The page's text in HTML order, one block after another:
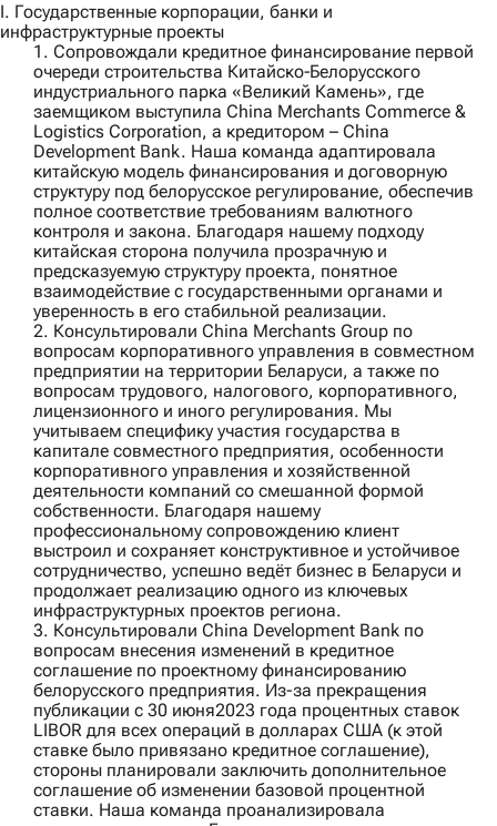
I. Государственные корпорации, банки и
инфраструктурные проекты
1. Сопровождали кредитное финансирование первой
очереди строительства Китайско‑Белорусского
индустриального парка «Великий Камень», где
заемщиком выступила China Merchants Commerce &
Logistics Corporation, а кредитором – China
Development Bank. Наша команда адаптировала
китайскую модель финансирования и договорную
структуру под белорусское регулирование, обеспечив
полное соответствие требованиям валютного
контроля и закона. Благодаря нашему подходу
китайская сторона получила прозрачную и
предсказуемую структуру проекта, понятное
взаимодействие с государственными органами и
уверенность в его стабильной реализации.
2. Консультировали China Merchants Group по
вопросам корпоративного управления в совместном
предприятии на территории Беларуси, а также по
вопросам трудового, налогового, корпоративного,
лицензионного и иного регулирования. Мы
учитываем специфику участия государства в
капитале совместного предприятия, особенности
корпоративного управления и хозяйственной
деятельности компаний со смешанной формой
собственности. Благодаря нашему
профессиональному сопровождению клиент
выстроил и сохраняет конструктивное и устойчивое
сотрудничество, успешно ведёт бизнес в Беларуси и
продолжает реализацию одного из ключевых
инфраструктурных проектов региона.
3. Консультировали China Development Bank по
вопросам внесения изменений в кредитное
соглашение по проектному финансированию
белорусского предприятия. Из-за прекращения
публикации с 30 июня2023 года процентных ставок
LIBOR для всех операций в долларах США (к этой
ставке было привязано кредитное соглашение),
стороны планировали заключить дополнительное
соглашение об изменении базовой процентной
ставки. Наша команда проанализировала